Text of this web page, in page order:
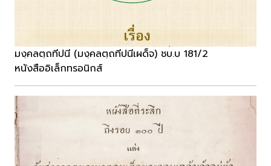
มงฺคลตฺถทีปนี (มงฺคลตฺถทีปนีเผด็จ) ชบ.บ 181/2
หนังสืออิเล็กทรอนิกส์